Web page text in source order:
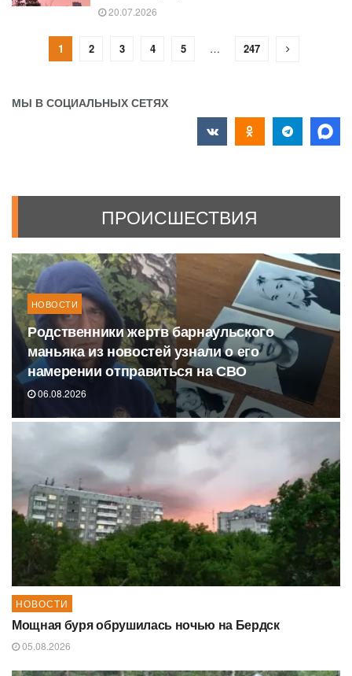
20.07.2026
1 2 3 4 5 … 247
МЫ В СОЦИАЛЬНЫХ СЕТЯХ
ПРОИСШЕСТВИЯ
НОВОСТИ
Родственники жертв барнаульского
маньяка из новостей узнали о его
намерении отправиться на СВО
06.08.2026
НОВОСТИ
Мощная буря обрушилась ночью на Бердск
05.08.2026